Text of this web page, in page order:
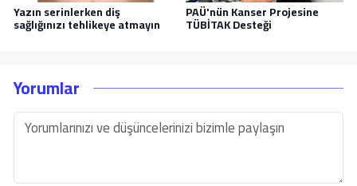
Yazın serinlerken diş
sağlığınızı tehlikeye atmayın
PAÜ'nün Kanser Projesine
TÜBİTAK Desteği
Yorumlar